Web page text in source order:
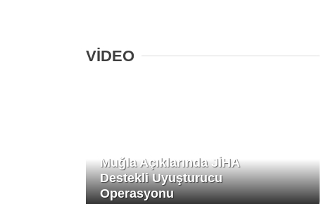
VİDEO
Muğla Açıklarında JİHA
Destekli Uyuşturucu
Operasyonu